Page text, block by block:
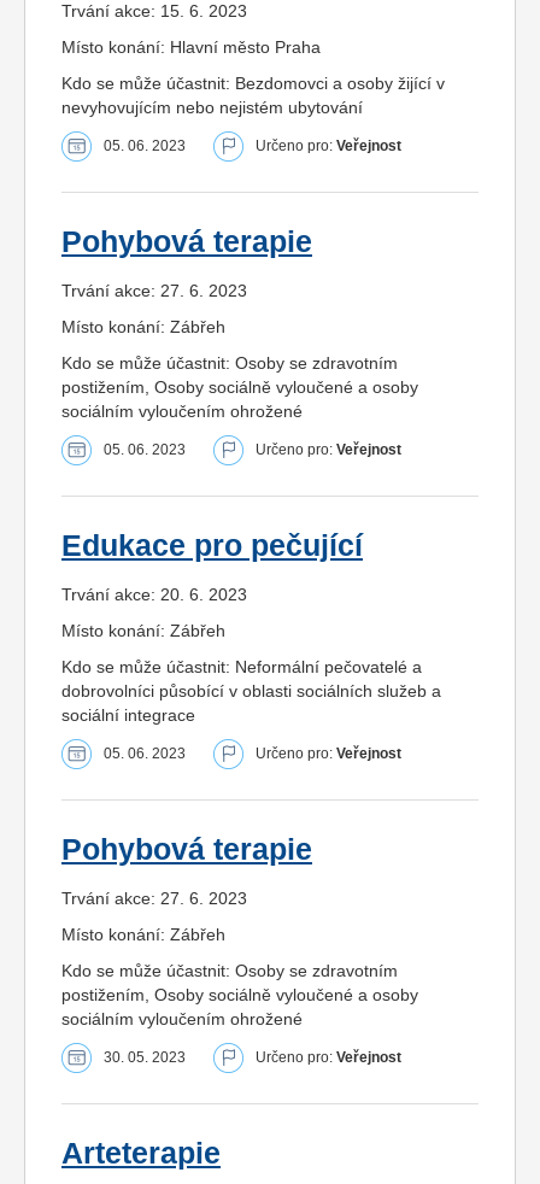
Trvání akce: 15. 6. 2023
Místo konání: Hlavní město Praha
Kdo se může účastnit: Bezdomovci a osoby žijící v
nevyhovujícím nebo nejistém ubytování
05. 06. 2023 Určeno pro: Veřejnost
Pohybová terapie
Trvání akce: 27. 6. 2023
Místo konání: Zábřeh
Kdo se může účastnit: Osoby se zdravotním
postižením, Osoby sociálně vyloučené a osoby
sociálním vyloučením ohrožené
05. 06. 2023 Určeno pro: Veřejnost
Edukace pro pečující
Trvání akce: 20. 6. 2023
Místo konání: Zábřeh
Kdo se může účastnit: Neformální pečovatelé a
dobrovolníci působící v oblasti sociálních služeb a
sociální integrace
05. 06. 2023 Určeno pro: Veřejnost
Pohybová terapie
Trvání akce: 27. 6. 2023
Místo konání: Zábřeh
Kdo se může účastnit: Osoby se zdravotním
postižením, Osoby sociálně vyloučené a osoby
sociálním vyloučením ohrožené
30. 05. 2023 Určeno pro: Veřejnost
Arteterapie